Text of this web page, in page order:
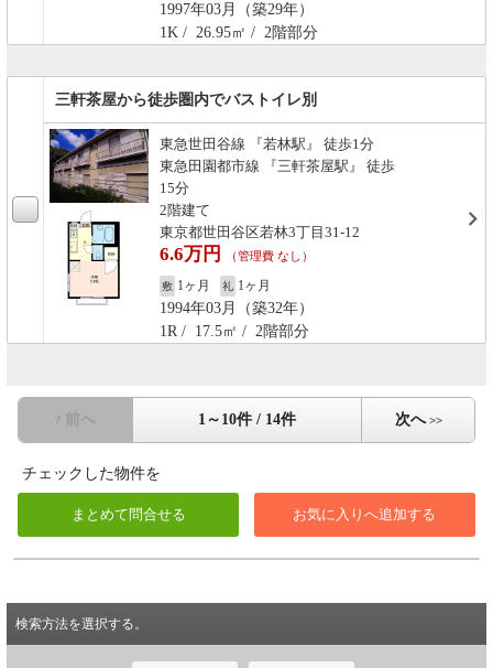
1997年03月（築29年）
1K / 26.95㎡ / 2階部分
三軒茶屋から徒歩圏内でバストイレ別
東急世田谷線 『若林駅』 徒歩1分
東急田園都市線 『三軒茶屋駅』 徒歩
15分
2階建て
東京都世田谷区若林3丁目31-12
6.6万円 （管理費 なし）
敷 1ヶ月 礼 1ヶ月
1994年03月（築32年）
1R / 17.5㎡ / 2階部分
? 前へ 次へ>>
1～10件 / 14件
チェックした物件を
検索方法を選択する。